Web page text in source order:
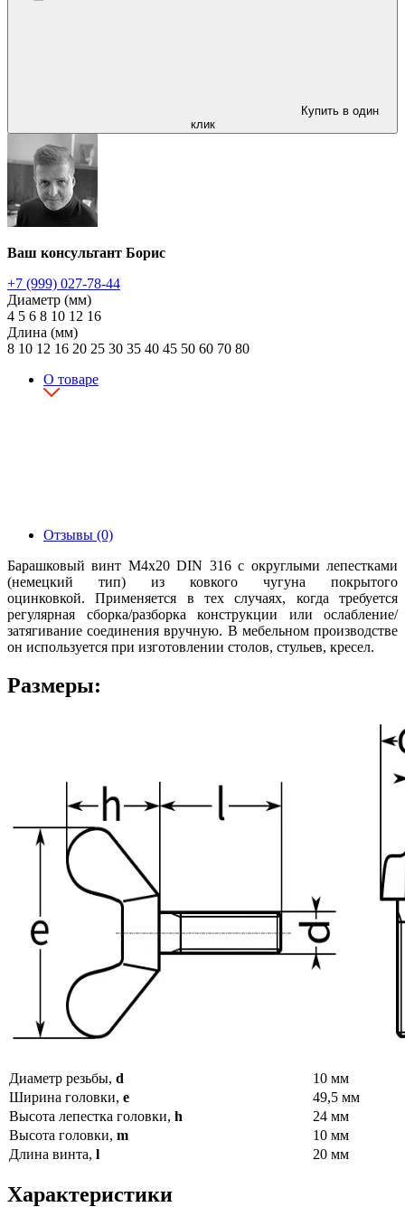
Купить в один
клик
Ваш консультант Борис
+7 (999) 027-78-44
Диаметр (мм)
4 5 6 8 10 12 16
Длина (мм)
8 10 12 16 20 25 30 35 40 45 50 60 70 80
О товаре
Отзывы (0)
Барашковый винт М4х20 DIN 316 с округлыми лепестками
(немецкий тип) из ковкого чугуна покрытого
оцинковкой. Применяется в тех случаях, когда требуется
регулярная сборка/разборка конструкции или ослабление/
затягивание соединения вручную. В мебельном производстве
он используется при изготовлении столов, стульев, кресел.
Размеры:
Диаметр резьбы, d
10 мм
Ширина головки, e
49,5 мм
Высота лепестка головки, h
24 мм
Высота головки, m
10 мм
Длина винта, l 20 мм
Характеристики